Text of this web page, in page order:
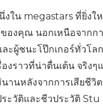
ใน megastars ที่ยิ่งใ
องคุณ นอกเหนือจากก
ะผู้ชนะโป๊กเกอร์ทั่วโล
งราวที่น่าตื่นเต้น จริง
านหลังจากการเสียชีวิ
ะวัติและชีวประวัติ Stu